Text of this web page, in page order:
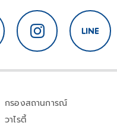
กรองสถานการณ์
วาไรตี้